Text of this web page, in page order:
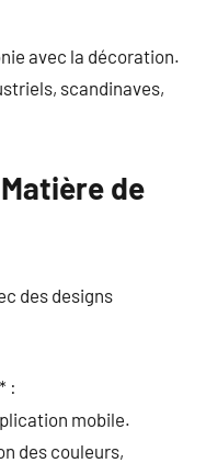
avec la décoration.
scandinaves,
de
des designs
:
mobile.
des couleurs,